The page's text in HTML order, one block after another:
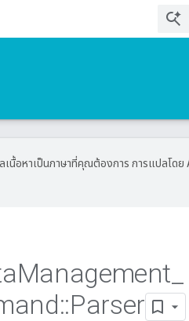
เนื้อหาเป็นภาษาที่คุณต้องการ การแปลโดย
Management
::Parser